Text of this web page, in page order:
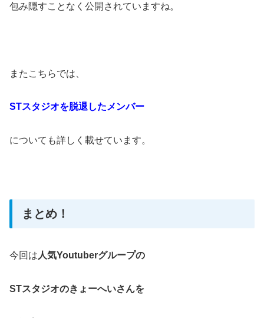
包み隠すことなく公開されていますね。
またこちらでは、
STスタジオを脱退したメンバー
についても詳しく載せています。
まとめ！
今回は 人気Youtuberグループの
STスタジオのきょーへいさんを